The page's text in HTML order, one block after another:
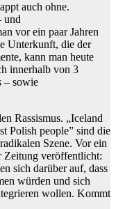
auch ohne.
und
vor ein paar Jahren
Unterkunft, die der
kann man heute
innerhalb von 3
– sowie
Rassismus. „Iceland
Polish people” sind die
Szene. Vor ein
Zeitung veröffentlicht:
sich darüber auf, dass
würden und sich
wollen. Kommt